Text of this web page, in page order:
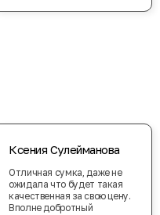
Ксения Сулейманова
Отличная сумка, даже не
ожидала что будет такая
качественная за свою цену.
Вполне добротный